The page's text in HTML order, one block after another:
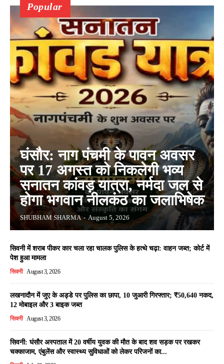
Popular
घंसौर: नाग पंचमी के पावन अवसर
पर 17 अगस्त को निकलेगी भव्य
सनातन कांवड़ यात्रा, नर्मदा जल से
होगा भगवान नीलकंठ का जलाभिषेक
SHUBHAM SHARMA - August 5, 2026
सिवनी में शराब पीकर कार चला रहा चालक पुलिस के हत्थे चढ़ा: वाहन जब्त; कोर्ट में
पेश हुआ मामला
सिवनी August 3, 2026
लखनादौन में जुए के अड्डे पर पुलिस का छापा, 10 जुआरी गिरफ्तार; ₹50,640 नकद,
12 मोबाइल और 3 बाइक जब्त
सिवनी August 3, 2026
सिवनी: घंसौर अस्पताल में 20 वर्षीय युवक की मौत के बाद शव सड़क पर रखकर
चक्काजाम, एंबुलेंस और स्वास्थ्य सुविधाओं को लेकर परिजनों का...